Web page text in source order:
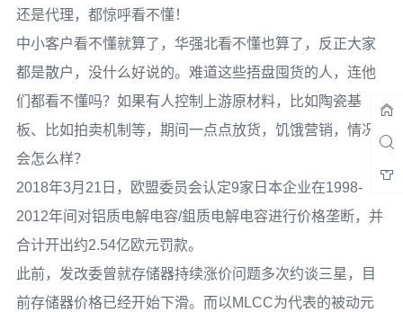
还是代理，都惊呼看不懂！
中小客户看不懂就算了，华强北看不懂也算了，反正大家
都是散户，没什么好说的。难道这些捂盘囤货的人，连他
们都看不懂吗？如果有人控制上游原材料，比如陶瓷基
板、比如拍卖机制等，期间一点点放货，饥饿营销，情况
会怎么样？
2018年3月21日，欧盟委员会认定9家日本企业在1998-
2012年间对铝质电解电容/鉏质电解电容进行价格垄断，并
合计开出约2.54亿欧元罚款。
此前，发改委曾就存储器持续涨价问题多次约谈三星，目
前存储器价格已经开始下滑。而以MLCC为代表的被动元